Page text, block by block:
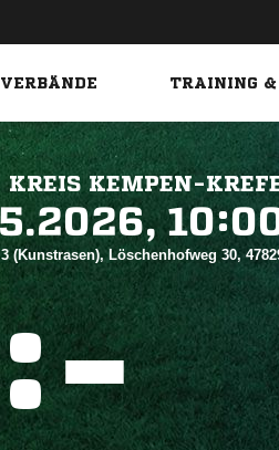
TRAINING &
KREIS KEMPEN-

(Kunstrasen), Löschenhofweg 30,
